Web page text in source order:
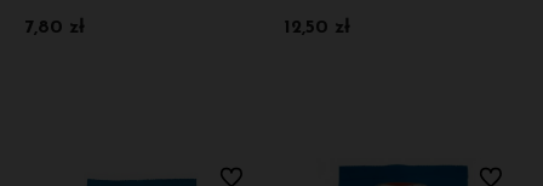
7,80 zł 12,50 zł
Do ulubionych Do